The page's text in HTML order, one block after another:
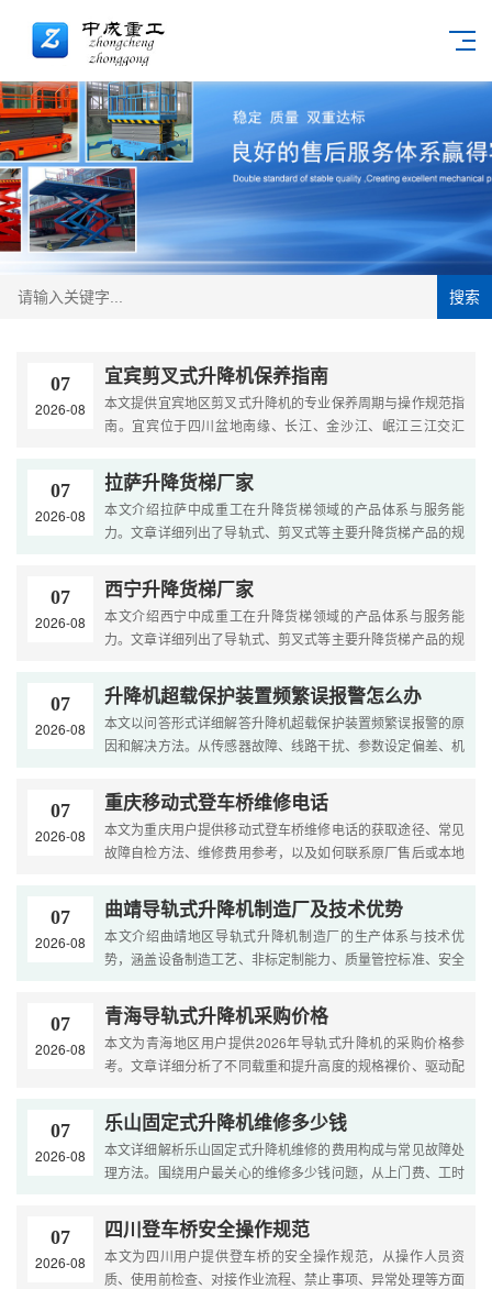
搜索
07
2026-08
宜宾剪叉式升降机保养指南
本文提供宜宾地区剪叉式升降机的专业保养周期与操作规范指
南。宜宾位于四川盆地南缘、长江、金沙江、岷江三江交汇
粮....
07
2026-08
拉萨升降货梯厂家
本文介绍拉萨中成重工在升降货梯领域的产品体系与服务能
力。文章详细列出了导轨式、剪叉式等主要升降货梯产品的规
系....
07
2026-08
西宁升降货梯厂家
本文介绍西宁中成重工在升降货梯领域的产品体系与服务能
力。文章详细列出了导轨式、剪叉式等主要升降货梯产品的规
系....
07
2026-08
升降机超载保护装置频繁误报警怎么办
本文以问答形式详细解答升降机超载保护装置频繁误报警的原
因和解决方法。从传感器故障、线路干扰、参数设定偏差、机
具....
07
2026-08
重庆移动式登车桥维修电话
本文为重庆用户提供移动式登车桥维修电话的获取途径、常见
故障自检方法、维修费用参考，以及如何联系原厂售后或本地
07
2026-08
曲靖导轨式升降机制造厂及技术优势
本文介绍曲靖地区导轨式升降机制造厂的生产体系与技术优
势，涵盖设备制造工艺、非标定制能力、质量管控标准、安全
07
2026-08
青海导轨式升降机采购价格
本文为青海地区用户提供2026年导轨式升降机的采购价格参
考。文章详细分析了不同载重和提升高度的规格裸价、驱动配
涵盖....
07
2026-08
乐山固定式升降机维修多少钱
本文详细解析乐山固定式升降机维修的费用构成与常见故障处
理方法。围绕用户最关心的维修多少钱问题，从上门费、工时
上....
07
2026-08
四川登车桥安全操作规范
本文为四川用户提供登车桥的安全操作规范，从操作人员资
质、使用前检查、对接作业流程、禁止事项、异常处理等方面